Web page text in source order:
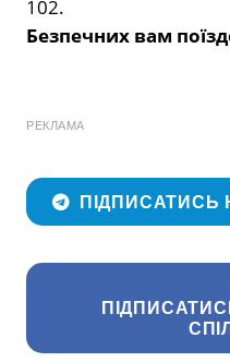
102.
Безпечних вам
РЕКЛАМА
ПІДПИСАТИСЬ